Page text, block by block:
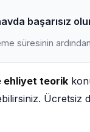
başarısız
süresinin
ehliyet teorik
Ücretsiz